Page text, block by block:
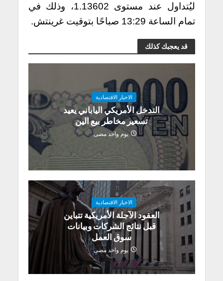
ليُتداول عند مستوى 1.13602، وذلك في
تمام الساعة 13:29 صباحًا بتوقيت غرينتش.
قد يعجبك كذلك
الاخبار الاقتصادية
التدخل الأمريكي الياباني يعيد
تسعير مخاطر بيع الين
يوم واحد مضى
الاخبار الاقتصادية
العقود الآجلة الأمريكية تتباين
قبل نتائج الشركات وبيانات
سوق العمل
يوم واحد مضى